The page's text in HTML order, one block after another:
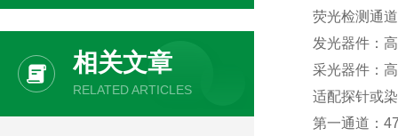
荧光检测通
发光器件：
采光器件：
适配探针或
第一通道：
相关文章
RELATED ARTICLES